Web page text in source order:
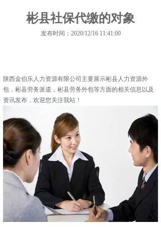
彬县社保代缴的对象
发布时间：2020/12/16 11:41:00
陕西金伯乐人力资源有限公司主要展示彬县人力资源外
包 ，彬县劳务派遣，彬县劳务外包等方面的相关信息以及
资讯发布，欢迎您关注我站！